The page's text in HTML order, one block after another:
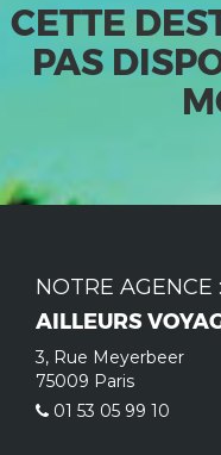
CETTE
PAS
NOTRE AGENCE :
AILLEURS
3, Rue Meyerbeer
75009 Paris
01 53 05 99 10